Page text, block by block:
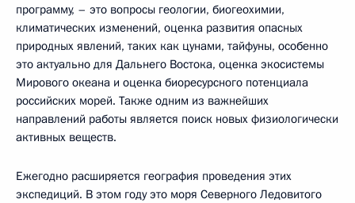
программу, – это вопросы геологии, биогеохимии,
климатических изменений, оценка развития опасных
природных явлений, таких как цунами, тайфуны, особенно
это актуально для Дальнего Востока, оценка экосистемы
Мирового океана и оценка биоресурсного потенциала
российских морей. Также одним из важнейших
направлений работы является поиск новых физиологически
активных веществ.
Ежегодно расширяется география проведения этих
экспедиций. В этом году это моря Северного Ледовитого